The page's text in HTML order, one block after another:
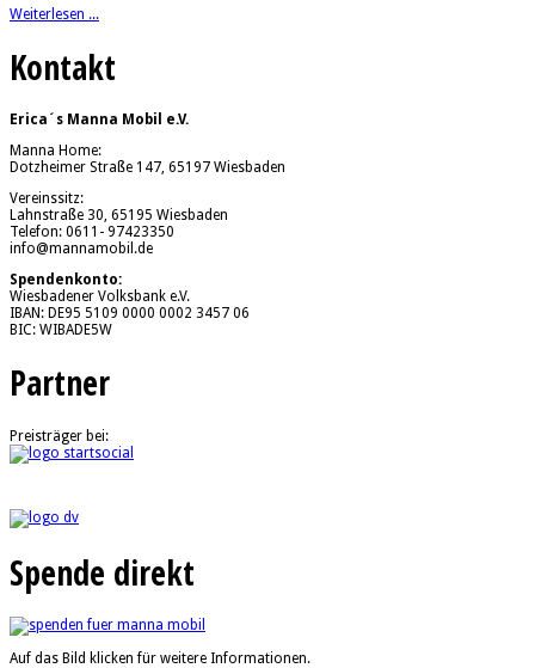
Weiterlesen ...
Kontakt
Erica´s Manna Mobil e.V.
Manna Home:
Dotzheimer Straße 147, 65197 Wiesbaden
Vereinssitz:
Lahnstraße 30, 65195 Wiesbaden
Telefon: 0611- 97423350
info@mannamobil.de
Spendenkonto:
Wiesbadener Volksbank e.V.
IBAN: DE95 5109 0000 0002 3457 06
BIC: WIBADE5W
Partner
Preisträger bei:
Spende direkt
Auf das Bild klicken für weitere Informationen.